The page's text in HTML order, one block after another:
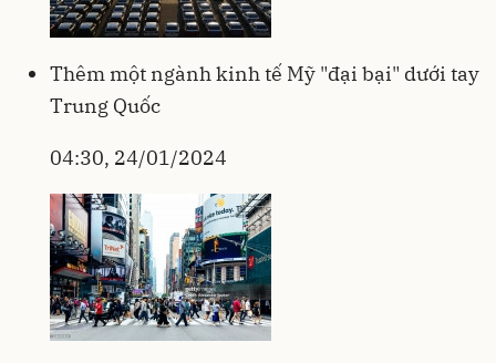
Thêm một ngành kinh tế Mỹ "đại bại" dưới tay
Trung Quốc
04:30, 24/01/2024